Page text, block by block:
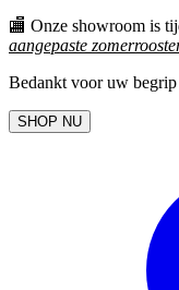
🏬 Onze showroom is
aangepaste zomerrooster
Bedankt voor uw
SHOP NU